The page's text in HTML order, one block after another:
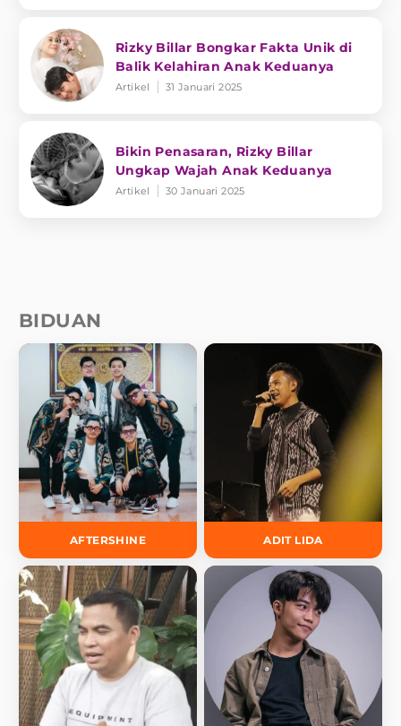
Rizky Billar Bongkar Fakta Unik di
Balik Kelahiran Anak Keduanya
Artikel 31 Januari 2025
Bikin Penasaran, Rizky Billar
Ungkap Wajah Anak Keduanya
Artikel 30 Januari 2025
BIDUAN
AFTERSHINE ADIT LIDA